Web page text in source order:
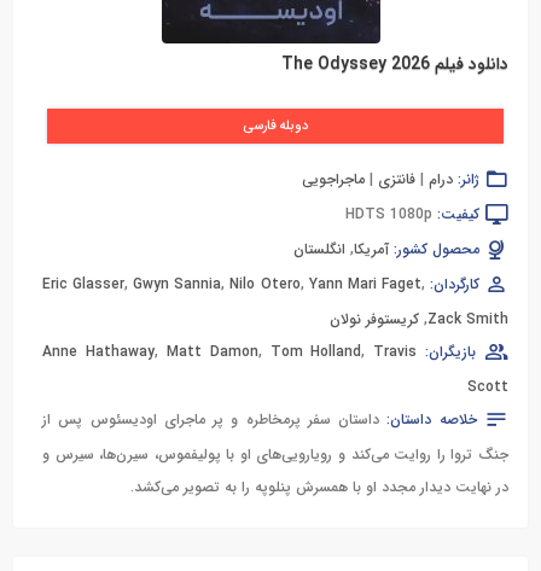
دانلود فیلم The Odyssey 2026
دوبله فارسی
ژانر: درام | فانتزی | ماجراجویی
کیفیت: HDTS 1080p
محصول کشور: آمریکا, انگلستان
کارگردان:
Eric Glasser,Gwyn Sannia,Nilo Otero, Yann Mari Faget,
Zack Smith
, کریستوفر نولان
بازیگران:
Anne Hathaway, Matt Damon, Tom Holland, Travis
Scott
خلاصه داستان: داستان سفر پرمخاطره و پر ماجرای اودیسئوس پس از
جنگ تروا را روایت می‌کند و رویارویی‌های او با پولیفموس، سیرن‌ها، سیرس و
در نهایت دیدار مجدد او با همسرش پنلوپه را به تصویر می‌کشد.